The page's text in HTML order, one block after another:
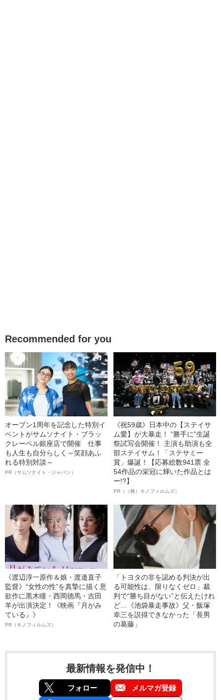
Recommended for you
オープン1周年を記念した特別イ
ベントがサムソナイト・ブラッ
クレーベル銀座店で開催 仕事
も人生も自分らしく～笑顔あふ
れる特別対談～
PR（サムソナイト・ジャパン）
《祝59歳》日本中の【ステイサ
ム愛】が大暴走！ “勝手に”生誕
祭試写会開催！ 主演も助演も全
部ステイサム！「ステサミー
賞」爆誕！【応募総数941票 全
54作品の栄冠に輝いた作品とは
ー!?】
PR（（株）キノフィルムズ）
《渡辺淳一原作＆娘・渡邉直子
監督》“女性の性”を真摯に描く意
欲作に黒木瞳・西岡德馬・吉田
羊が出演決定！《映画『月がみ
ている』》
PR（キノフィルムズ）
「トヨタの非を認める判決が出
る可能性は、限りなくゼロ」裁
判で“勝ち目がない”と伝えたけれ
ど…《池袋暴走事故》父・飯塚
幸三を説得できなかった「長男
の葛藤」
最新情報を発信中！
フォロー メルマガ登録